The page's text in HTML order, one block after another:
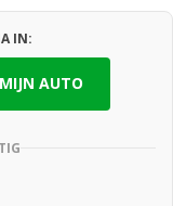
IN:
AUTO